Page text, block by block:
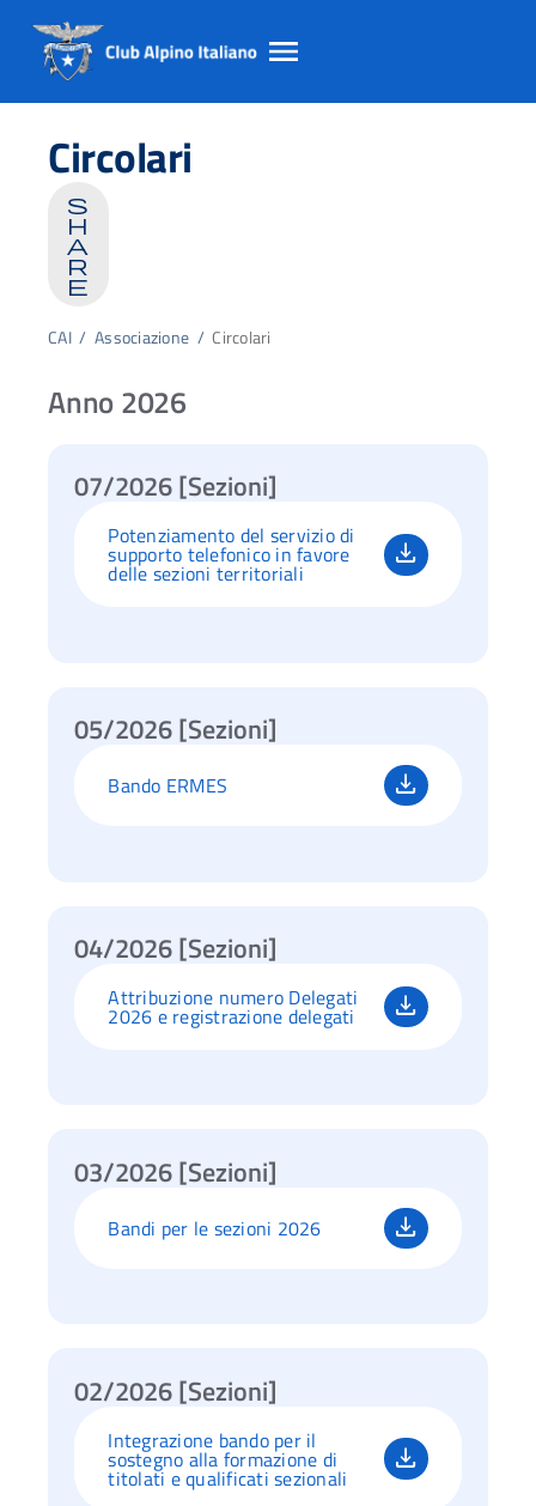
Salta
contento
principale
Salta
Salta
Circolari
s
h
a
r
e
CAI/ Associazione / Circolari
Anno 2026
07/2026 [Sezioni]
Potenziamento del servizio di
supporto telefonico in favore
delle sezioni territoriali
05/2026 [Sezioni]
Bando ERMES
04/2026 [Sezioni]
Attribuzione numero Delegati
2026 e registrazione delegati
03/2026 [Sezioni]
Bandi per le sezioni 2026
02/2026 [Sezioni]
Integrazione bando per il
sostegno alla formazione di
titolati e qualificati sezionali